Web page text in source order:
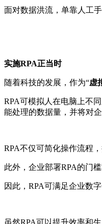
面对数据洪流，单靠人工
实施RPA正当时
随着科技的发展，作为“虚
RPA可模拟人在电脑上不
能处理的数据量，并将对
RPA不仅可简化操作流程
此外，企业部署RPA的门
因此，RPA可满足企业数